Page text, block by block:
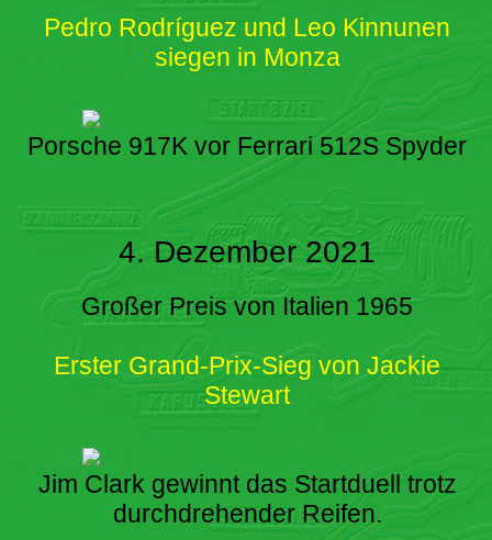
Pedro Rodríguez und Leo Kinnunen
siegen in Monza
Porsche 917K vor Ferrari 512S Spyder
4. Dezember 2021
Großer Preis von Italien 1965
Erster Grand-Prix-Sieg von Jackie
Stewart
Jim Clark gewinnt das Startduell trotz
durchdrehender Reifen.